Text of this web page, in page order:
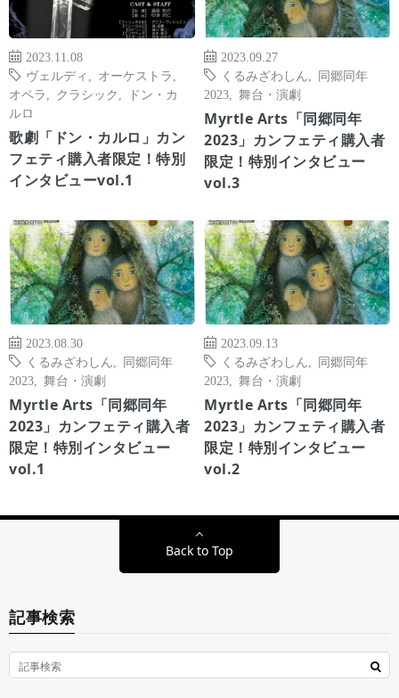
2023.11.08
ヴェルディ
オーケストラ
オペラ
クラシック
ドン・カ
ルロ
歌劇「ドン・カルロ」カン
フェティ購入者限定！特別
インタビューvol.1
2023.09.27
くるみざわしん
同郷同年
2023
舞台・演劇
Myrtle Arts「同郷同年
2023」カンフェティ購入者
限定！特別インタビュー
vol.3
2023.08.30
くるみざわしん
同郷同年
2023
舞台・演劇
Myrtle Arts「同郷同年
2023」カンフェティ購入者
限定！特別インタビュー
vol.1
2023.09.13
くるみざわしん
同郷同年
2023
舞台・演劇
Myrtle Arts「同郷同年
2023」カンフェティ購入者
限定！特別インタビュー
vol.2
Back to Top
記事検索